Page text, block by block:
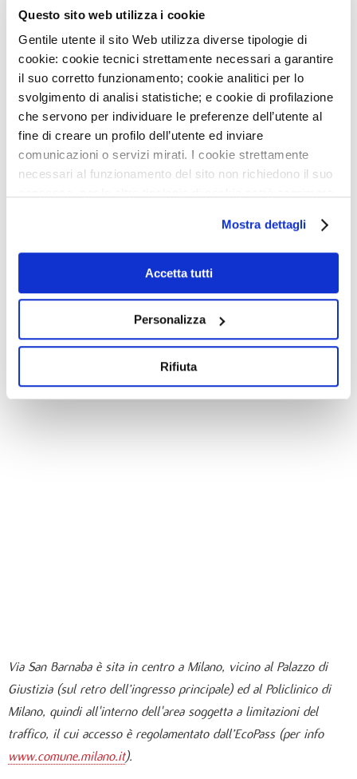
Questo sito web utilizza i cookie
Gentile utente il sito Web utilizza diverse tipologie di
cookie: cookie tecnici strettamente necessari a garantire
il suo corretto funzionamento; cookie analitici per lo
svolgimento di analisi statistiche; e cookie di profilazione
che servono per individuare le preferenze dell’utente al
fine di creare un profilo dell’utente ed inviare
comunicazioni o servizi mirati. I cookie strettamente
necessari al funzionamento del sito non richiedono il suo
Qualora non volesse esprimere preferenze può chiudere
il banner cliccando sul tasto x; in tal caso potranno
essere utilizzati solo i cookie strettamente necessari al
funzionamento del sito. Per “Maggiori Informazioni” la
Mostra dettagli
Accetta tutti
Personalizza
Rifiuta
Monzino Milano Centro
Via San Barnaba 30
20122 Milano
Tel: +39 02580021
Fax:+39 02504667
Via San Barnaba è sita in centro a Milano, vicino al Palazzo di
Giustizia (sul retro dell’ingresso principale) ed al Policlinico di
Milano, quindi all'interno dell'area soggetta a limitazioni del
traffico, il cui accesso è regolamentato dall’EcoPass (per info
www.comune.milano.it).